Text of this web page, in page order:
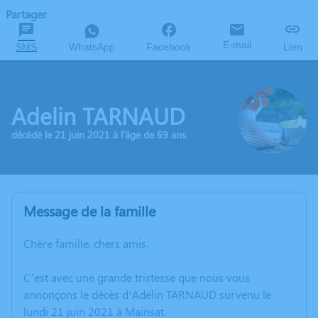
Partager
SMS WhatsApp Facebook E-mail Lien
Adelin TARNAUD
décédé le 21 juin 2021 à l'âge de 69 ans
Message de la famille
Chère famille, chers amis,
C’est avec une grande tristesse que nous vous
annonçons le décès d’Adelin TARNAUD survenu le
lundi 21 juin 2021 à Mainsat.